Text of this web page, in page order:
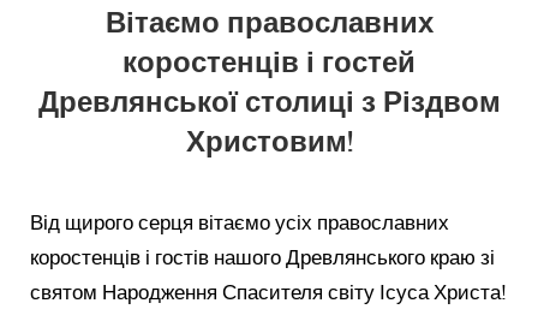
Вітаємо православних
коростенців і гостей
Древлянської столиці з Різдвом
Христовим!
Від щирого серця вітаємо усіх православних
коростенців і гостів нашого Древлянського краю зі
святом Народження Спасителя світу Ісуса Христа!